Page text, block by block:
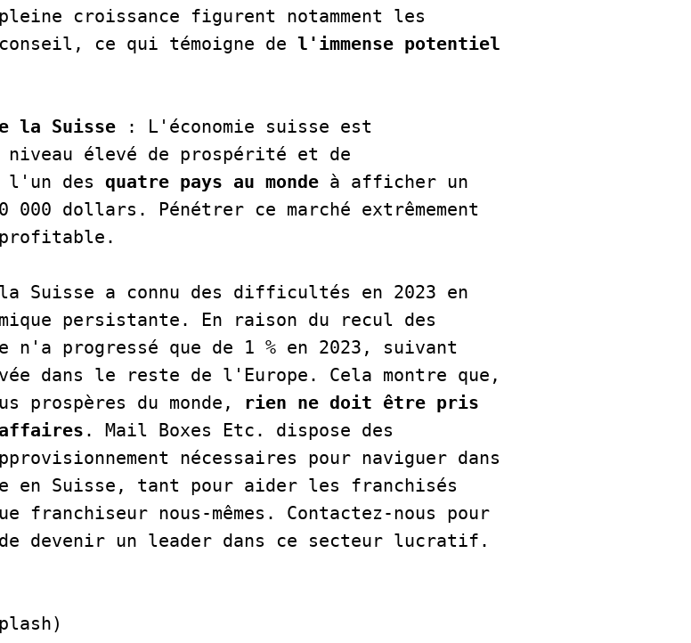
croissance figurent notamment les
ce qui témoigne de l'immense potentiel
la Suisse
: L'économie suisse est
niveau élevé de prospérité et de
l'un des quatre pays au monde à afficher un
dollars. Pénétrer ce marché extrêmement
Suisse a connu des difficultés en 2023 en
persistante. En raison du recul des
progressé que de 1 % en 2023, suivant
dans le reste de l'Europe. Cela montre que,
prospères du monde, rien ne doit être pris
affaires . Mail Boxes Etc. dispose des
nécessaires pour naviguer dans
en Suisse, tant pour aider les franchisés
nous-mêmes. Contactez-nous pour
devenir un leader dans ce secteur lucratif.